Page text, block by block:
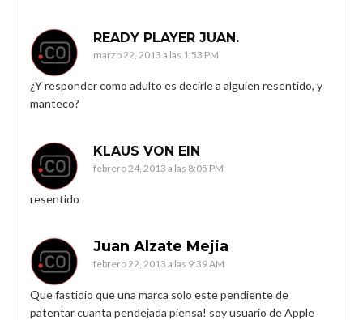
READY PLAYER JUAN.
marzo 22, 2013 a las 1:53 PM
¿Y responder como adulto es decirle a alguien resentido, y
manteco?
KLAUS VON EIN
febrero 24, 2013 a las 8:05 PM
resentido
Juan Alzate Mejia
febrero 22, 2013 a las 9:39 AM
Que fastidio que una marca solo este pendiente de
patentar cuanta pendejada piensa! soy usuario de Apple